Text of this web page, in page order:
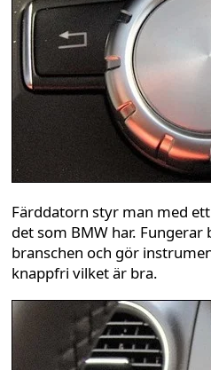
Färddatorn styr man med
det som BMW har.
branschen och gör
knappfri vilket är bra.